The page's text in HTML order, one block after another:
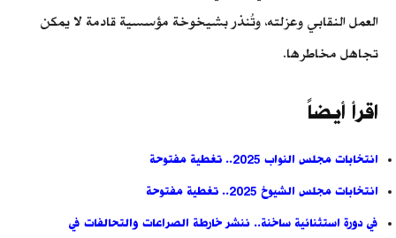
العمل النقابي وعزلته، وتُنذر بشيخوخة مؤسسية قادمة لا يمكن
تجاهل مخاطرها.
اقرأ أيضاً
انتخابات مجلس النواب 2025.. تغطية مفتوحة
انتخابات مجلس الشيوخ 2025.. تغطية مفتوحة
في دورة استثنائية ساخنة.. ننشر خارطة الصراعات والتحالفات في